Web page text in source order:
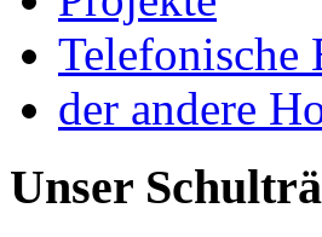
Telefonische
der andere
Unser